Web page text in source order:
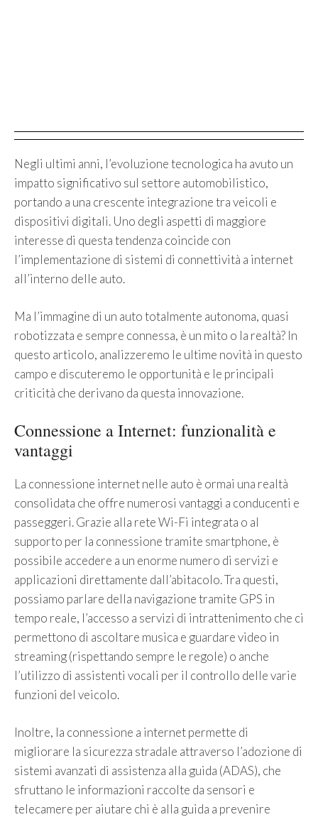
Negli ultimi anni, l’evoluzione tecnologica ha avuto un
impatto significativo sul settore automobilistico,
portando a una crescente integrazione tra veicoli e
dispositivi digitali. Uno degli aspetti di maggiore
interesse di questa tendenza coincide con
l’implementazione di sistemi di connettività a internet
all’interno delle auto.
Ma l’immagine di un auto totalmente autonoma, quasi
robotizzata e sempre connessa, è un mito o la realtà? In
questo articolo, analizzeremo le ultime novità in questo
campo e discuteremo le opportunità e le principali
criticità che derivano da questa innovazione.
Connessione a Internet: funzionalità e
vantaggi
La connessione internet nelle auto è ormai una realtà
consolidata che offre numerosi vantaggi a conducenti e
passeggeri. Grazie alla rete Wi-Fi integrata o al
supporto per la connessione tramite smartphone, è
possibile accedere a un enorme numero di servizi e
applicazioni direttamente dall’abitacolo. Tra questi,
possiamo parlare della navigazione tramite GPS in
tempo reale, l’accesso a servizi di intrattenimento che ci
permettono di ascoltare musica e guardare video in
streaming (rispettando sempre le regole) o anche
l’utilizzo di assistenti vocali per il controllo delle varie
funzioni del veicolo.
Inoltre, la connessione a internet permette di
migliorare la sicurezza stradale attraverso l’adozione di
sistemi avanzati di assistenza alla guida (ADAS), che
sfruttano le informazioni raccolte da sensori e
telecamere per aiutare chi è alla guida a prevenire